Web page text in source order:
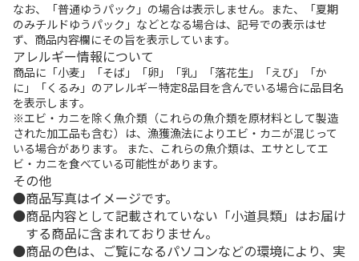
なお、「普通ゆうパック」の場合は表示しません。また、「夏期
のみチルドゆうパック」などとなる場合は、記号での表示はせ
ず、商品内容欄にその旨を表示しています。
アレルギー情報について
商品に「小麦」「そば」「卵」「乳」「落花生」「えび」「か
に」「くるみ」のアレルギー特定8品目を含んでいる場合に品目名
を表示します。
※エビ・カニを除く魚介類（これらの魚介類を原材料として製造
された加工品も含む）は、漁獲漁法によりエビ・カニが混じって
いる場合があります。 また、これらの魚介類は、エサとしてエ
ビ・カニを食べている可能性があります。
その他
商品写真はイメージです。
商品内容として記載されていない「小道具類」はお届け
する商品に含まれておりません。
商品の色は、ご覧になるパソコンなどの環境により、実